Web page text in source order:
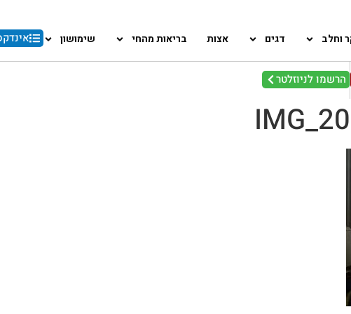
וחלב דגים אצות בריאות מהחי שימושון
הרשמו לניוזלטר